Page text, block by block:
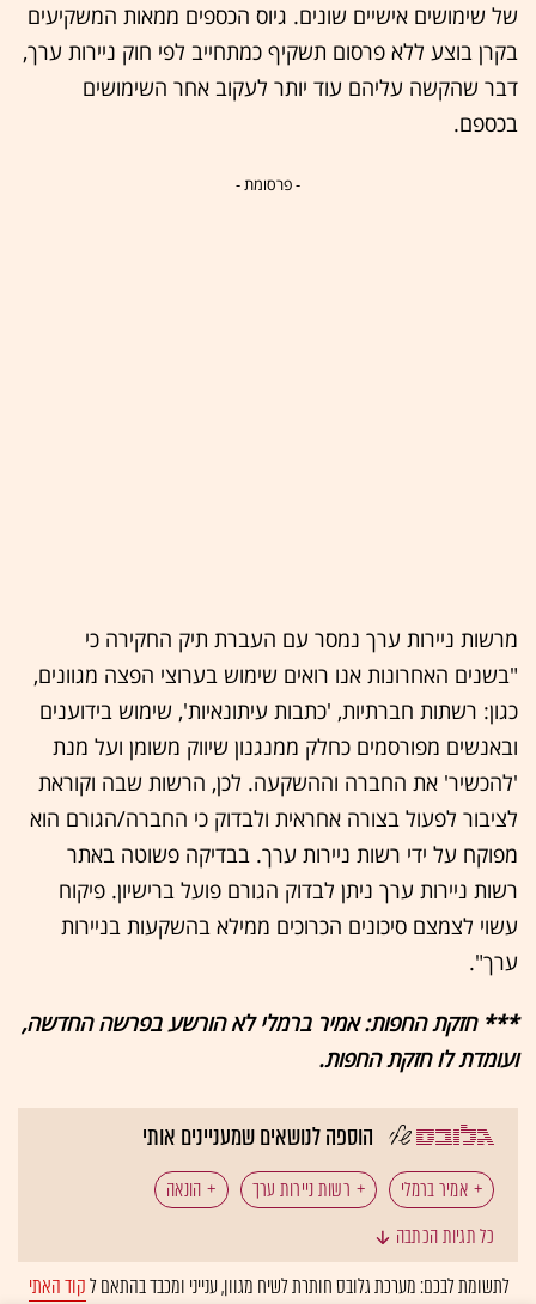
של שימושים אישיים שונים. גיוס הכספים ממאות המשקיעים
בקרן בוצע ללא פרסום תשקיף כמתחייב לפי חוק ניירות ערך,
דבר שהקשה עליהם עוד יותר לעקוב אחר השימושים
בכספם.
- פרסומת -
מרשות ניירות ערך נמסר עם העברת תיק החקירה כי
"בשנים האחרונות אנו רואים שימוש בערוצי הפצה מגוונים,
כגון: רשתות חברתיות, 'כתבות עיתונאיות', שימוש בידוענים
ובאנשים מפורסמים כחלק ממנגנון שיווק משומן ועל מנת
'להכשיר' את החברה וההשקעה. לכן, הרשות שבה וקוראת
לציבור לפעול בצורה אחראית ולבדוק כי החברה/הגורם הוא
מפוקח על ידי רשות ניירות ערך. בבדיקה פשוטה באתר
רשות ניירות ערך ניתן לבדוק הגורם פועל ברישיון. פיקוח
עשוי לצמצם סיכונים הכרוכים ממילא בהשקעות בניירות
ערך".
*** חזקת החפות: אמיר ברמלי לא הורשע בפרשה החדשה,
ועומדת לו חזקת החפות.
הוספה לנושאים שמעניינים אותי
אמיר ברמלי רשות ניירות ערך הונאה
כל תגיות הכתבה
לתשומת לבכם: מערכת גלובס חותרת לשיח מגוון, ענייני ומכבד בהתאם לקוד האתי